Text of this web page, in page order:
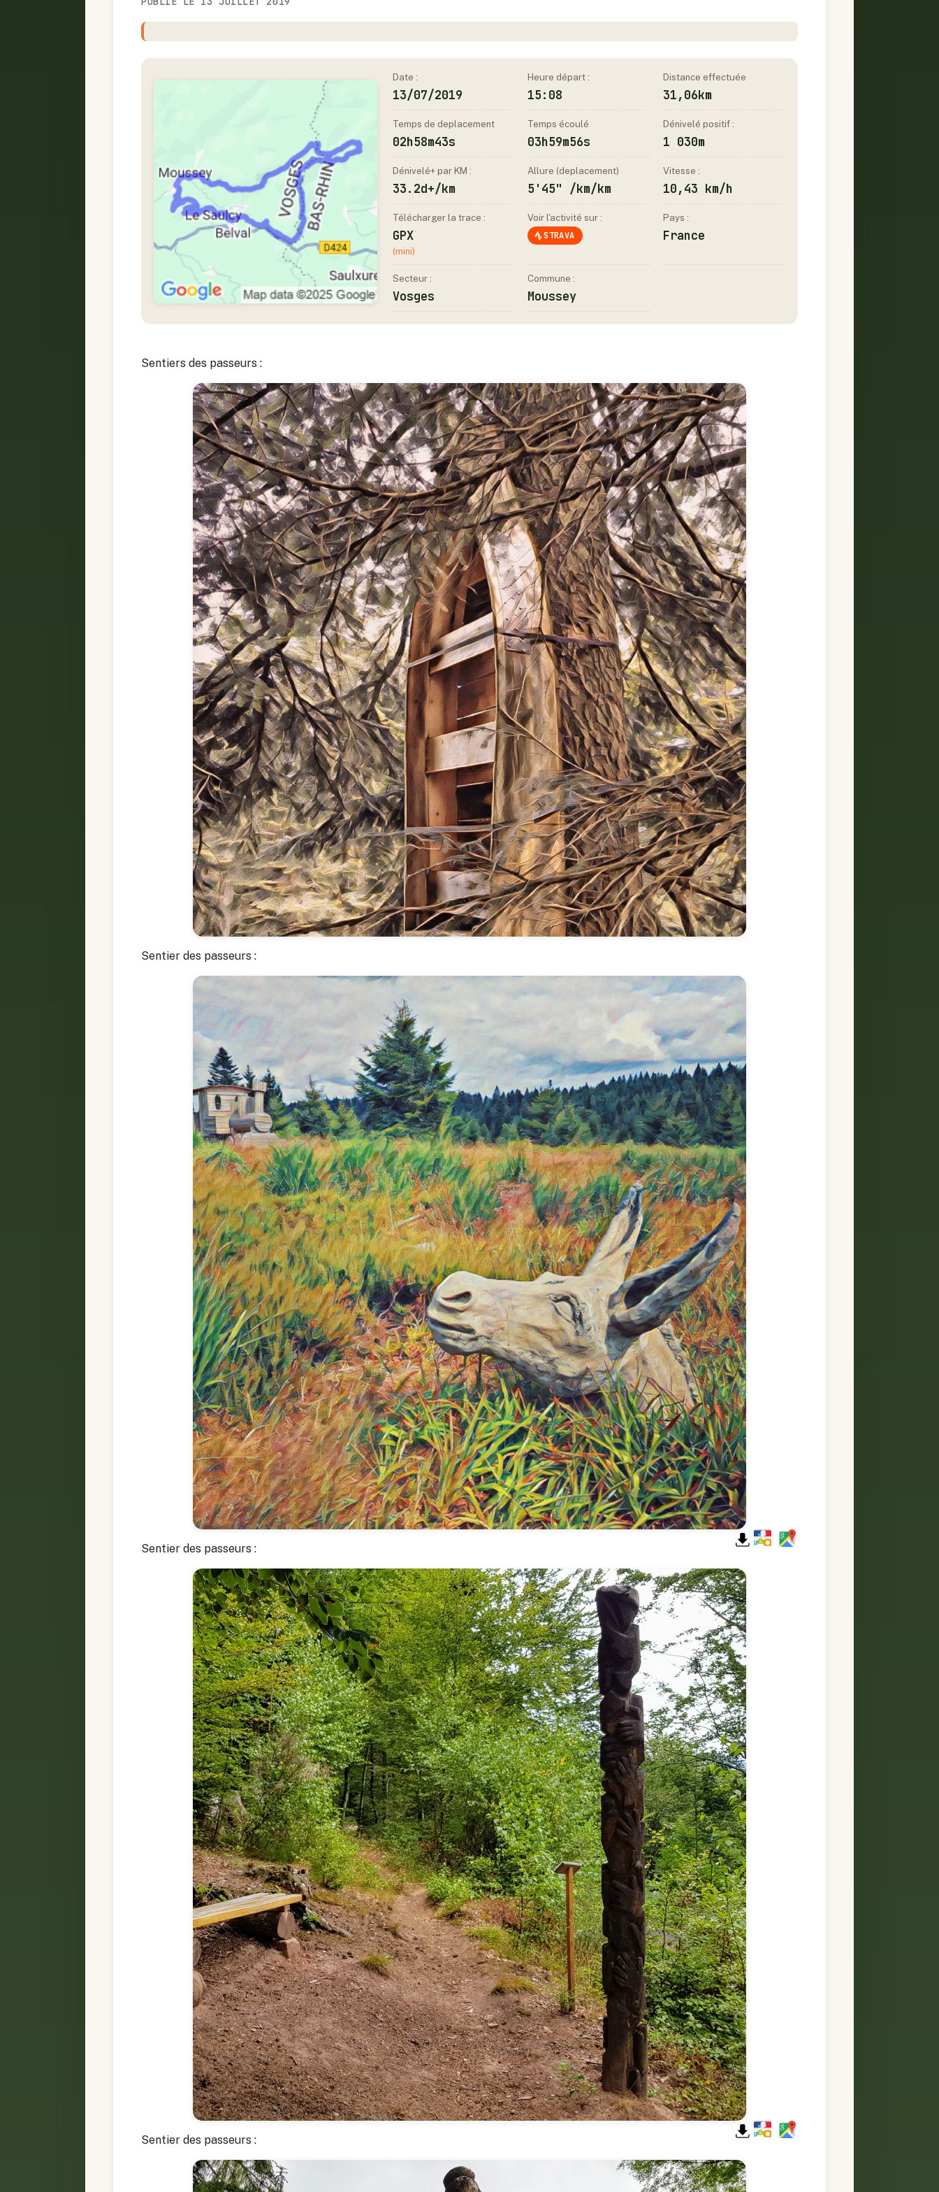
Date :
13/07/2019
Heure départ :
15:08
Distance effectuée
31,06km
Temps de deplacement
02h58m43s
Temps écoulé
03h59m56s
Dénivelé positif :
1 030m
Dénivelé+ par KM :
33.2d+/km
Allure (deplacement)
5'45" /km/km
Vitesse :
10,43 km/h
Télécharger la trace :
GPX
(mini)
Voir l'activité sur :
STRAVA
Pays :
France
Secteur :
Vosges
Commune :
Moussey
Sentiers des passeurs :
Sentier des passeurs :
Sentier des passeurs :
Sentier des passeurs :